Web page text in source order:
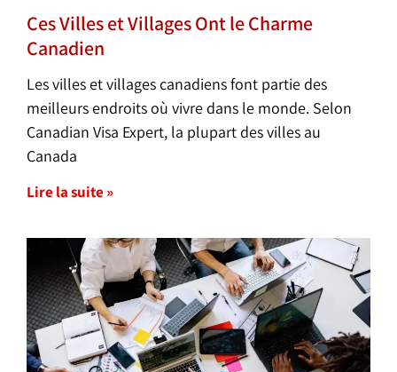
Ces Villes et Villages Ont le Charme
Canadien
Les villes et villages canadiens font partie des
meilleurs endroits où vivre dans le monde. Selon
Canadian Visa Expert, la plupart des villes au
Canada
Lire la suite »